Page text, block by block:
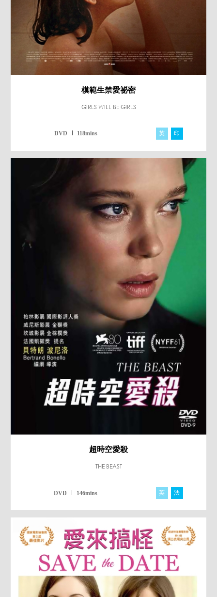
模範生禁愛祕密
GIRLS WILL BE GIRLS
DVD 118mins 英 印
超時空愛殺
THE BEAST
DVD 146mins 英 法